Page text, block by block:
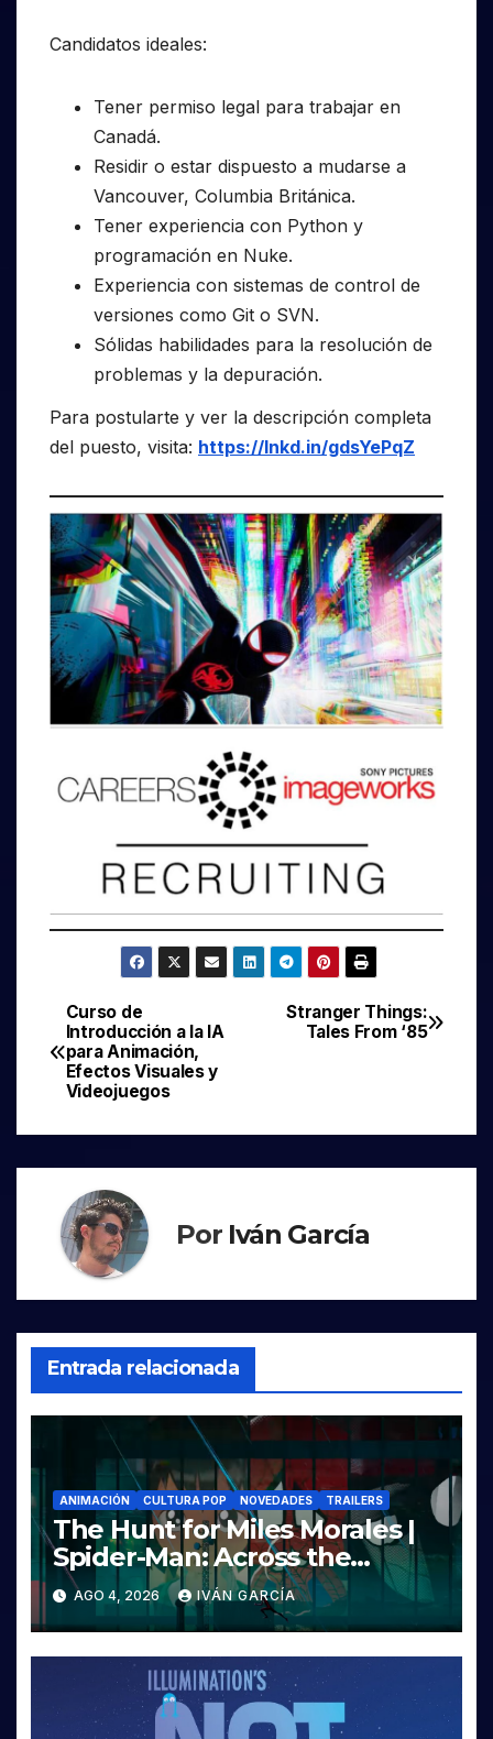
Candidatos ideales:
Tener permiso legal para trabajar en
Canadá.
Residir o estar dispuesto a mudarse a
Vancouver, Columbia Británica.
Tener experiencia con Python y
programación en Nuke.
Experiencia con sistemas de control de
versiones como Git o SVN.
Sólidas habilidades para la resolución de
problemas y la depuración.
Para postularte y ver la descripción completa
del puesto, visita: https://lnkd.in/gdsYePqZ
Navegación
de
entradas
Stranger Things:
Tales From ‘85
Curso de
Introducción a la IA
para Animación,
Efectos Visuales y
Videojuegos
Por Iván García
Entrada relacionada
ANIMACIÓN CULTURA POP NOVEDADES TRAILERS
The Hunt for Miles Morales |
Spider-Man: Across the
Spider-Verse
AGO 4, 2026 IVÁN GARCÍA